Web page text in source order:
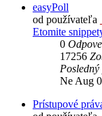
easyPoll
od používateľa
Etomite
0
17256
Ne Aug
Prístupové